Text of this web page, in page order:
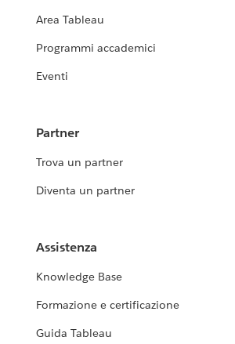
Area Tableau
Programmi accademici
Eventi
Partner
Trova un partner
Diventa un partner
Assistenza
Knowledge Base
Formazione e certificazione
Guida Tableau